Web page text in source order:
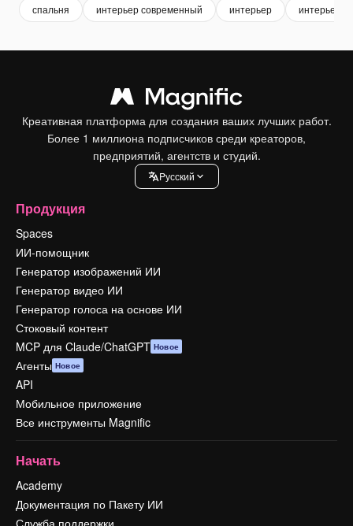
спальня интерьер современный интерьер интерьер
Креативная платформа для создания ваших лучших работ.
Более 1 миллиона подписчиков среди креаторов,
предприятий, агентств и студий.
Pусский
Продукция
Spaces
ИИ-помощник
Генератор изображений ИИ
Генератор видео ИИ
Генератор голоса на основе ИИ
Стоковый контент
MCP для Claude/ChatGPT Новое
Агенты Новое
API
Мобильное приложение
Все инструменты Magnific
Начать
Academy
Документация по Пакету ИИ
Служба поддержки